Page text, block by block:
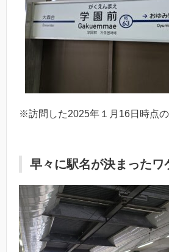
※訪問した2025年１月16日時点
早々に駅名が決まったワ